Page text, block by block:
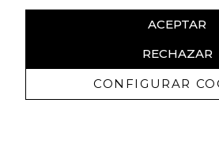
ACEPTAR
RECHAZAR
CONFIGURAR